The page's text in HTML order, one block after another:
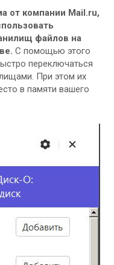
от компании Mail.ru,
файлов на
С помощью этого
переключаться
При этом их
в памяти вашего